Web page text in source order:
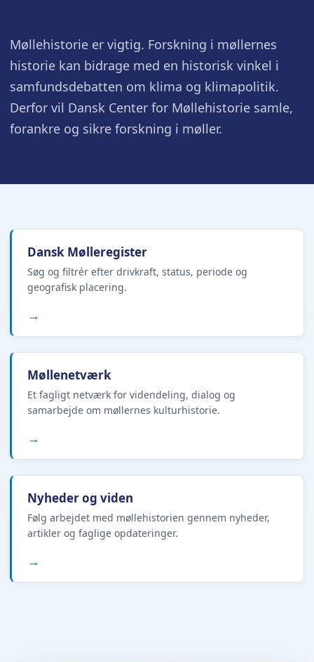
Møllehistorie er vigtig. Forskning i møllernes
historie kan bidrage med en historisk vinkel i
samfundsdebatten om klima og klimapolitik.
Derfor vil Dansk Center for Møllehistorie samle,
forankre og sikre forskning i møller.
Dansk Mølleregister
Søg og filtrér efter drivkraft, status, periode og
geografisk placering.
→
Møllenetværk
Et fagligt netværk for videndeling, dialog og
samarbejde om møllernes kulturhistorie.
→
Nyheder og viden
Følg arbejdet med møllehistorien gennem nyheder,
artikler og faglige opdateringer.
→